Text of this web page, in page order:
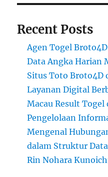
Recent Posts
Agen Togel
Data Angka Harian
Situs Toto Broto4D
Layanan Digital
Macau Result
Pengelolaan
Mengenal
dalam Struktur
Rin Nohara